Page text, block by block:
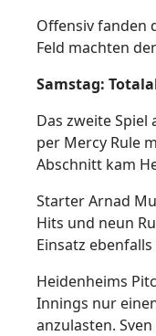
Offensiv fanden
Feld machten
Samstag:
Das zweite
per Mercy Rule
Abschnitt kam
Starter Arnad
Hits und neun
Einsatz
Heidenheims
Innings nur
anzulasten.